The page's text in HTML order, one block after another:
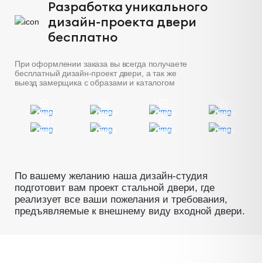
Разработка уникального
дизайн-проекта двери
бесплатно
При оформлении заказа вы всегда получаете
бесплатный дизайн-проект двери, а так же
выезд замерщика с образами и каталогом
Пример Пример Пример Пример
Пример Пример Пример Пример
По вашему желанию наша дизайн-студия
подготовит вам проект стальной двери, где
реализует все ваши пожелания и требования,
предъявляемые к внешнему виду входной двери.